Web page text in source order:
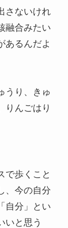
さないけれ
融合みたい
あるんだよ
うり、きゅ
りんごはり
で歩くこと
、今の自分
自分」とい
いと思う